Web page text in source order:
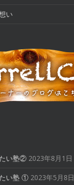
い
い塾② 2023年8月1日
い塾 ① 2023年5月8日